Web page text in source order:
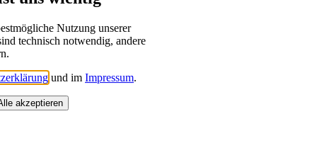
Nutzung unserer
technisch notwendig, andere
und im Impressum.
akzeptieren